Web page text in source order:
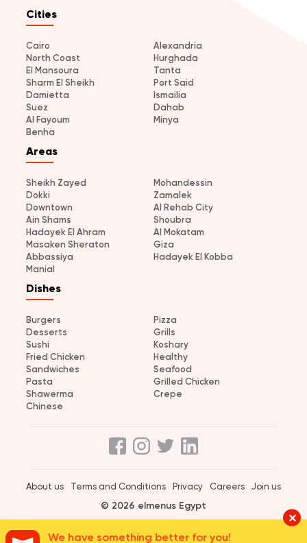
Cities
Cairo
Alexandria
North Coast
Hurghada
El Mansoura
Tanta
Sharm El Sheikh
Port Said
Damietta
Ismailia
Suez
Dahab
Al Fayoum
Minya
Benha
Areas
Sheikh Zayed
Mohandessin
Dokki
Zamalek
Downtown
Al Rehab City
Ain Shams
Shoubra
Hadayek El Ahram
Al Mokatam
Masaken Sheraton
Giza
Abbassiya
Hadayek El Kobba
Manial
Dishes
Burgers
Pizza
Desserts
Grills
Sushi
Koshary
Fried Chicken
Healthy
Sandwiches
Seafood
Pasta
Grilled Chicken
Shawerma
Crepe
Chinese
About us Terms and Conditions Privacy Careers Join us
© 2026 elmenus Egypt
We have something better for you!